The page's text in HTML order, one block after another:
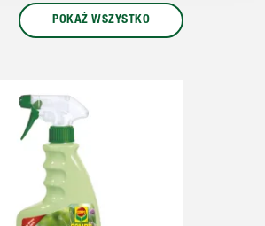
POKAŻ WSZYSTKO